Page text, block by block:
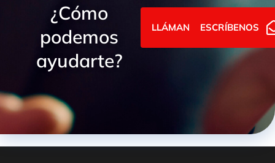
¿Cómo
podemos
ayudarte?
LLÁMANOSESCRÍBENOS